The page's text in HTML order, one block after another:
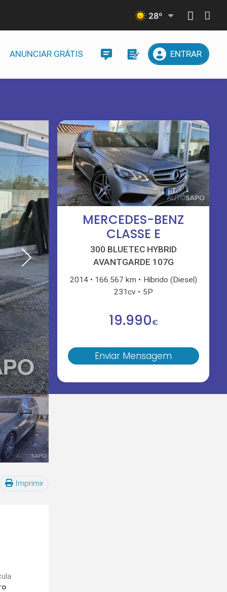
28º
ANUNCIAR GRÁTIS ENTRAR
MERCEDES-BENZ
CLASSE E
300 BLUETEC HYBRID
AVANTGARDE 107G
2014 166.567 km
Híbrido (Diesel)
231cv
5P
19.990€
Enviar Mensagem
Imprimir